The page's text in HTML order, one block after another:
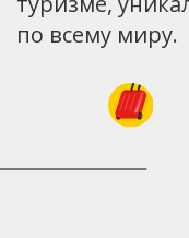
по всему миру.